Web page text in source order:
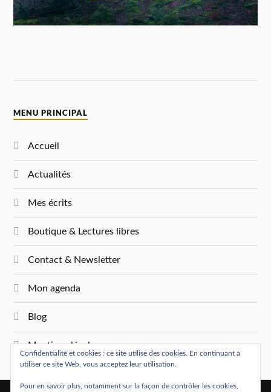
MENU PRINCIPAL
Accueil
Actualités
Mes écrits
Boutique & Lectures libres
Contact & Newsletter
Mon agenda
Blog
Mentions légales
Confidentialité et cookies : ce site utilise des cookies. En continuant à
utiliser ce site Web, vous acceptez leur utilisation.
Pour en savoir plus, notamment sur la façon de contrôler les cookies,